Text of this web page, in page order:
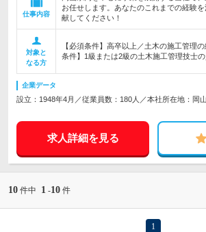
仕事内容
お任せします。あなたのこれまでの経験
献してください！
対象と
なる方
【必須条件】高卒以上／土木の施工管理
条件】1級または2級の土木施工管理技士
企業データ
設立：1948年4月／従業員数：180人／本社所在地：岡
求人詳細を見る
10 件中 1 -10 件
1